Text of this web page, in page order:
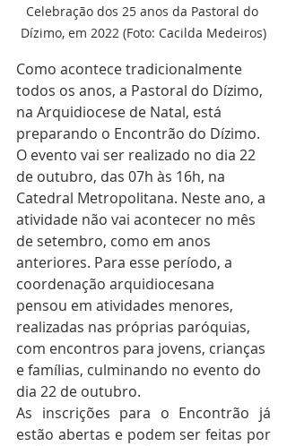
Celebração dos 25 anos da Pastoral do
Dízimo, em 2022 (Foto: Cacilda Medeiros)
Como acontece tradicionalmente
todos os anos, a Pastoral do Dízimo,
na Arquidiocese de Natal, está
preparando o Encontrão do Dízimo.
O evento vai ser realizado no dia 22
de outubro, das 07h às 16h, na
Catedral Metropolitana. Neste ano, a
atividade não vai acontecer no mês
de setembro, como em anos
anteriores. Para esse período, a
coordenação arquidiocesana
pensou em atividades menores,
realizadas nas próprias paróquias,
com encontros para jovens, crianças
e famílias, culminando no evento do
dia 22 de outubro.
As inscrições para o Encontrão já
estão abertas e podem ser feitas por